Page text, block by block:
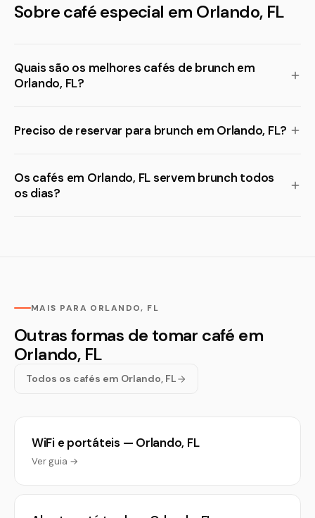
Sobre café especial em Orlando, FL
Quais são os melhores cafés de brunch em
Orlando, FL?
Preciso de reservar para brunch em Orlando, FL?
Os cafés em Orlando, FL servem brunch todos
os dias?
MAIS PARA ORLANDO, FL
Outras formas de tomar café em
Orlando, FL
Todos os cafés em Orlando, FL
WiFi e portáteis — Orlando, FL
Ver guia →